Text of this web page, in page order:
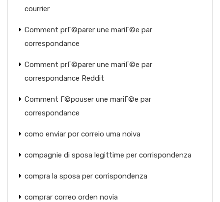
courrier
Comment prГ©parer une mariГ©e par
correspondance
Comment prГ©parer une mariГ©e par
correspondance Reddit
Comment Г©pouser une mariГ©e par
correspondance
como enviar por correio uma noiva
compagnie di sposa legittime per corrispondenza
compra la sposa per corrispondenza
comprar correo orden novia